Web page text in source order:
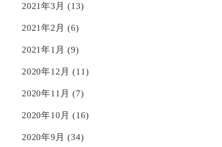
2021年3月 (13)
2021年2月 (6)
2021年1月 (9)
2020年12月 (11)
2020年11月 (7)
2020年10月 (16)
2020年9月 (34)